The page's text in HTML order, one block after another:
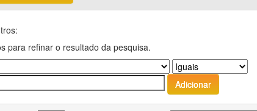
para refinar o resultado da pesquisa.